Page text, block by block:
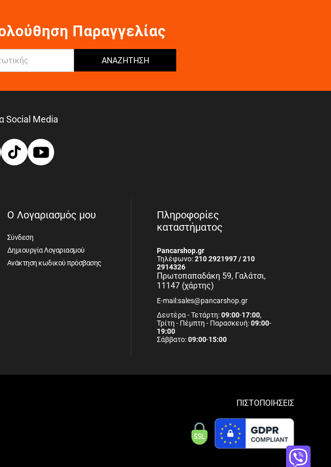
Παραγγελίας
ΑΝΑΖΗΤΗΣΗ
Social Media
Ο Λογαριασμός μου
Σύνδεση
Δημιουργία Λογαριασμού
Ανάκτηση κωδικού πρόσβασης
Πληροφορίες
καταστήματος
Pancarshop.gr
Τηλέφωνο:210 2921997 / 210
2914326
Πρωτοπαπαδάκη 59, Γαλάτσι,
11147 (χάρτης)
E-mail:sales@pancarshop.gr
Δευτέρα - Τετάρτη:09:00-17:00,
Τρίτη - Πέμπτη - Παρασκευή:09:00-
19:00
Σάββατο:09:00-15:00
ΠΙΣΤΟΠΟΙΗΣΕΙΣ